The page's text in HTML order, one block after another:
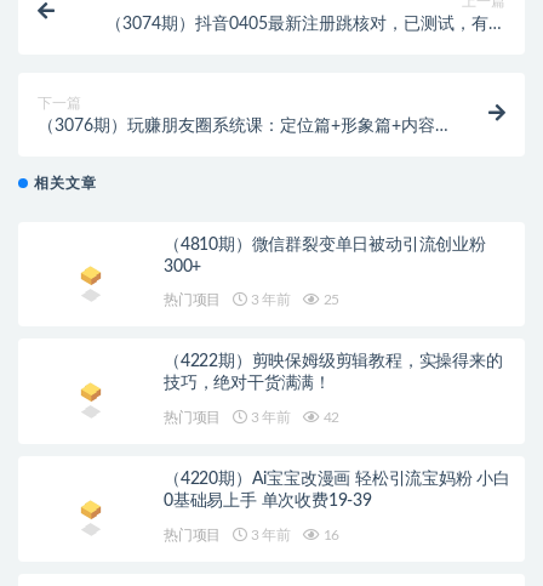
（3074期）抖音0405最新注册跳核对，已测试，有概
下一篇
（3076期）玩赚朋友圈系统课：定位篇+形象篇+内容
相关文章
（4810期）微信群裂变单日被动引流创业粉
300+
热门项目 3 年前 25
（4222期）剪映保姆级剪辑教程，实操得来的
技巧，绝对干货满满！
热门项目 3 年前 42
（4220期）Ai宝宝改漫画 轻松引流宝妈粉 小白
0基础易上手 单次收费19-39
热门项目 3 年前 16